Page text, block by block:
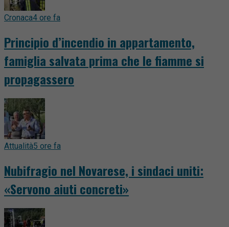
Cronaca4 ore fa
Principio d’incendio in appartamento,
famiglia salvata prima che le fiamme si
propagassero
Attualità5 ore fa
Nubifragio nel Novarese, i sindaci uniti:
«Servono aiuti concreti»